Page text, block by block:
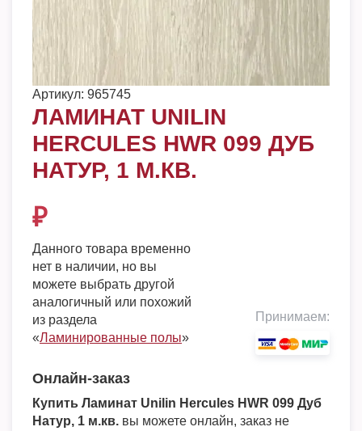
Артикул: 965745
ЛАМИНАТ UNILIN
HERCULES HWR 099 ДУБ
НАТУР, 1 М.КВ.
₽
Данного товара временно
нет в наличии, но вы
можете выбрать другой
аналогичный или похожий
из раздела
«Ламинированные полы»
Принимаем:
Онлайн-заказ
Купить Ламинат Unilin Hercules HWR 099 Дуб
Натур, 1 м.кв. вы можете онлайн, заказ не